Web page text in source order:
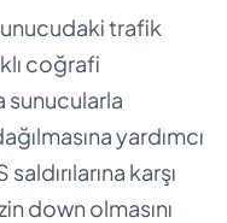
trafik
coğrafi
sunucularla
yardımcı
karşı
down olmasını